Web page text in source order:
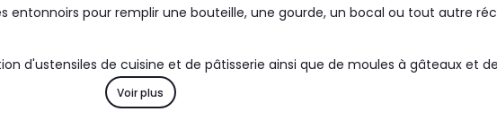
entonnoirs pour remplir une bouteille, une gourde, un bocal ou tout autre
d'ustensiles de cuisine et de pâtisserie ainsi que de moules à gâteaux et
de chacun grâce à ses ustensiles malins.
Voir plus